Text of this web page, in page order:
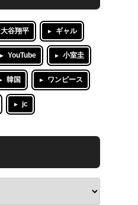
大谷翔平 ギャル
YouTube 小室圭
韓国 ワンピース
jc